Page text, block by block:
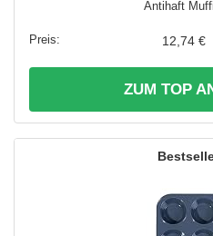
Antihaft
12,74 €
ZUM TOP